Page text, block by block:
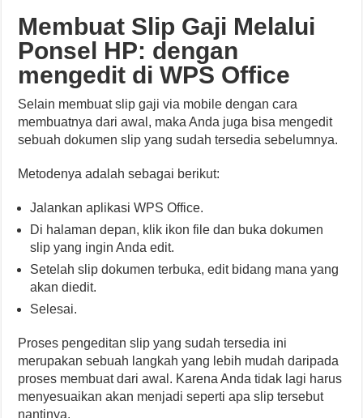
Membuat Slip Gaji Melalui
Ponsel HP: dengan
mengedit di WPS Office
Selain membuat slip gaji via mobile dengan cara
membuatnya dari awal, maka Anda juga bisa mengedit
sebuah dokumen slip yang sudah tersedia sebelumnya.
Metodenya adalah sebagai berikut:
Jalankan aplikasi WPS Office.
Di halaman depan, klik ikon file dan buka dokumen
slip yang ingin Anda edit.
Setelah slip dokumen terbuka, edit bidang mana yang
akan diedit.
Selesai.
Proses pengeditan slip yang sudah tersedia ini
merupakan sebuah langkah yang lebih mudah daripada
proses membuat dari awal. Karena Anda tidak lagi harus
menyesuaikan akan menjadi seperti apa slip tersebut
nantinya.